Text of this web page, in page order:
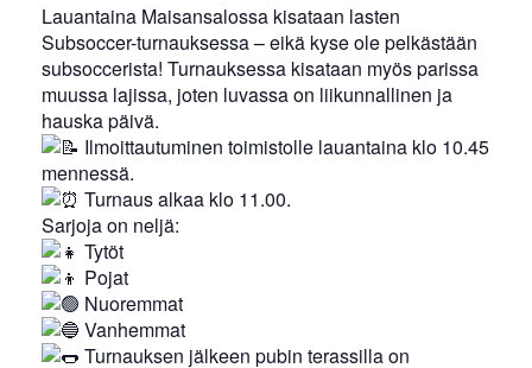
Lauantaina Maisansalossa kisataan lasten
Subsoccer-turnauksessa – eikä kyse ole pelkästään
subsoccerista! Turnauksessa kisataan myös parissa
muussa lajissa, joten luvassa on liikunnallinen ja
hauska päivä.
Ilmoittautuminen toimistolle lauantaina klo 10.45
mennessä.
Turnaus alkaa klo 11.00.
Sarjoja on neljä:
Tytöt
Pojat
Nuoremmat
Vanhemmat
Turnauksen jälkeen pubin terassilla on